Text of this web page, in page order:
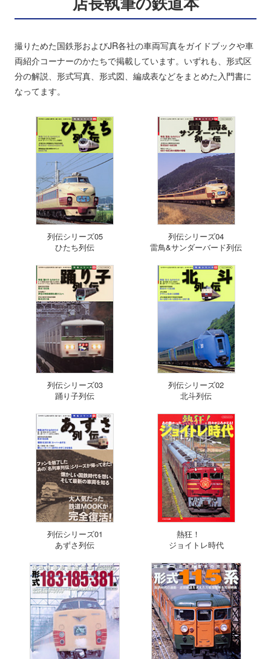
撮りためた国鉄形およびJR各社の車両写真をガイドブックや車
両紹介コーナーのかたちで掲載しています。いずれも、形式区
分の解説、形式写真、形式図、編成表などをまとめた入門書に
なってます。
列伝シリーズ05
ひたち列伝
列伝シリーズ04
雷鳥&サンダーバード列伝
列伝シリーズ03
踊り子列伝
列伝シリーズ02
北斗列伝
列伝シリーズ01
あずさ列伝
熱狂！
ジョイトレ時代